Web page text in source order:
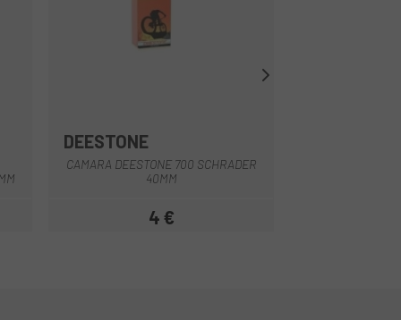
DEESTONE
CAMARA DEESTONE 700 SCHRADER
40MM
Prezzo
4 €